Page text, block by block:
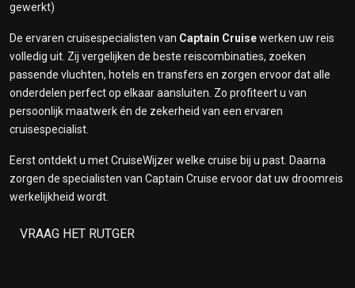
gewerkt)
De ervaren cruisespecialisten van Captain Cruisewerken uw reis
volledig uit. Zij vergelijken de beste reiscombinaties, zoeken
passende vluchten, hotels en transfers en zorgen ervoor dat alle
onderdelen perfect op elkaar aansluiten. Zo profiteert u van
persoonlijk maatwerk én de zekerheid van een ervaren
cruisespecialist.
Eerst ontdekt u met CruiseWijzer welke cruise bij u past. Daarna
zorgen de specialisten van Captain Cruise ervoor dat uw droomreis
werkelijkheid wordt.
VRAAG HET RUTGER